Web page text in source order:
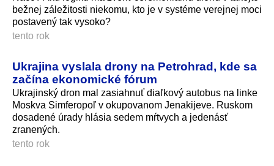
bežnej záležitosti niekomu, kto je v systéme verejnej moci
postavený tak vysoko?
tento rok
Ukrajina vyslala drony na Petrohrad, kde sa
začína ekonomické fórum
Ukrajinský dron mal zasiahnuť diaľkový autobus na linke
Moskva Simferopoľ v okupovanom Jenakijeve. Ruskom
dosadené úrady hlásia sedem mŕtvych a jedenásť
zranených.
tento rok